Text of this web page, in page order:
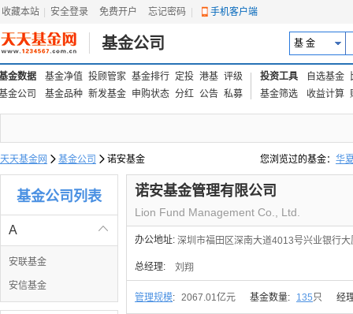
收藏本站 安全登录 免费开户 忘记密码 手机客户端
基金公司 基 金
金数据 基金净值 投顾管家 基金排行 定投 港基 评级
金公司
基金品种 新发基金 申购状态 分红 公告 私募
投资工具 自选基金
基金筛选
收益计算
天天基金网  基金公司  诺安基金 您浏览过的基金： 华
易方达上证中盘ETF联
基金公司列表

A
安联基金
安信基金
诺安基金管理有限公司
Lion Fund Management Co., Ltd.
办公地址: 深圳市福田区深南大道4013号兴业银行
总经理: 刘翔
管理规模: 2067.01亿元 基金数量: 135只 经